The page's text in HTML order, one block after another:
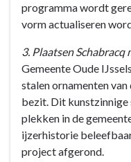
acties
3.4
Versterken
van
onderscheidend
toeristisch
recreatief
programma wordt
vorm actualiseren
3. Plaatsen Schabracq
Gemeente Oude
stalen ornamenten
bezit. Dit
plekken in de
ijzerhistorie
project afgerond.